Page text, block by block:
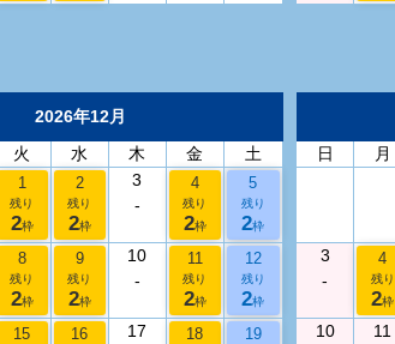
2026年12月
火 水 木 金 土
1
残り
2枠
2
残り
2枠
3
-
4
残り
2枠
5
残り
2枠
8
残り
2枠
9
残り
2枠
10
-
11
残り
2枠
12
残り
2枠
15 16
17
18 19
日
月
3
-
4
残り
2枠
10
11